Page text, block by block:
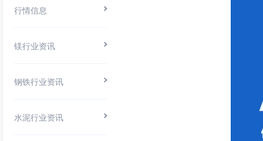
行情信息
镁行业资讯
钢铁行业资讯
水泥行业资讯